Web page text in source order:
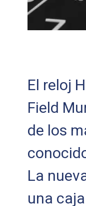
El reloj
Field
de los
La
una